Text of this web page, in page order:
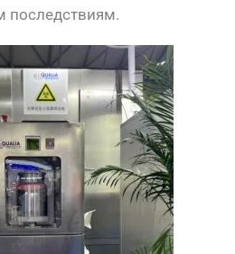
последствиям.